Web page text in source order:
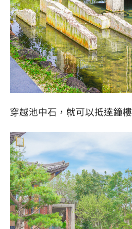
穿越池中石，就可以抵達鐘樓